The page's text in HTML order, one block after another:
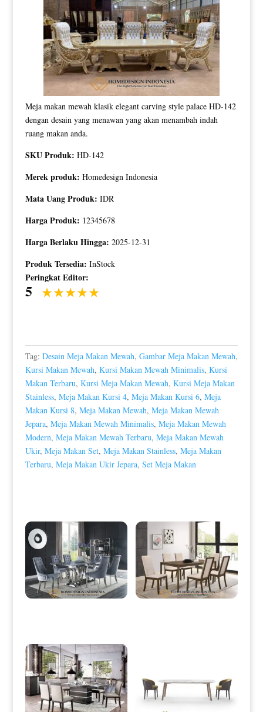
Meja makan mewah klasik elegant carving style palace HD-142
dengan desain yang menawan yang akan menambah indah
ruang makan anda.
SKU Produk: HD-142
Merek produk: Homedesign Indonesia
Mata Uang Produk: IDR
Harga Produk: 12345678
Harga Berlaku Hingga: 2025-12-31
Produk Tersedia: InStock
Peringkat Editor:
5
Tag: Desain Meja Makan Mewah, Gambar Meja Makan Mewah,
Kursi Makan Mewah, Kursi Makan Mewah Minimalis, Kursi
Makan Terbaru, Kursi Meja Makan Mewah, Kursi Meja Makan
Stainless, Meja Makan Kursi 4, Meja Makan Kursi 6, Meja
Makan Kursi 8, Meja Makan Mewah, Meja Makan Mewah
Jepara, Meja Makan Mewah Minimalis, Meja Makan Mewah
Modern, Meja Makan Mewah Terbaru, Meja Makan Mewah
Ukir, Meja Makan Set, Meja Makan Stainless, Meja Makan
Terbaru, Meja Makan Ukir Jepara, Set Meja Makan